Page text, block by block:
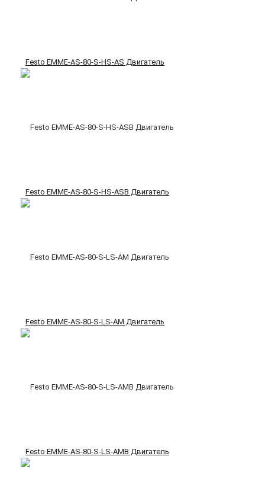
Festo EMME-AS-80-S-HS-AS Двигатель
Festo EMME-AS-80-S-HS-ASB Двигатель
Festo EMME-AS-80-S-LS-AM Двигатель
Festo EMME-AS-80-S-LS-AMB Двигатель